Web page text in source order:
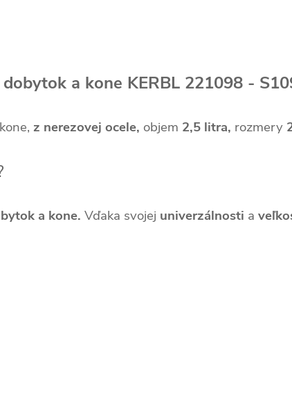
a kone KERBL 221098 -
z nerezovej ocele, objem 2,5 litra, rozmery
a kone. Vďaka svojej univerzálnosti a